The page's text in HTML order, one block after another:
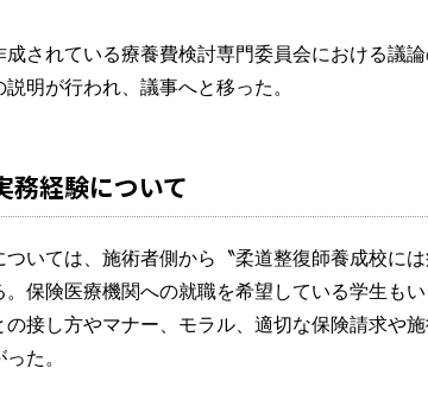
されている療養費検討専門委員会における議
明が行われ、議事へと移った。
務経験について
いては、施術者側から〝柔道整復師養成校に
保険医療機関への就職を希望している学生も
接し方やマナー、モラル、適切な保険請求や
た。